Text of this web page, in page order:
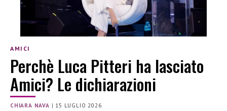
AMICI
Perchè Luca Pitteri ha lasciato
Amici? Le dichiarazioni
CHIARA NAVA | 15 LUGLIO 2026